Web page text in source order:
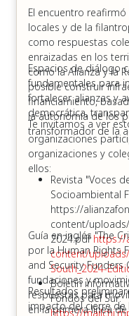
El encuentro
locales y de la
como respuestas
enraizadas en los
como la Alianza y la
posible construir
financiamiento,
la autonomía de los
transformador de la
Espacios de diálogo
fundamentales para
fortalecer alianzas y
democrática,
Te invitamos a ver
organizaciones
organizaciones y
ellos:
Revista "Voces
Socioambiental
https://
content/
2024.pdfhttps://alianzafondosdelsur.org/wp-
content/
South_2024-
Boletín
Fondos del Sur:
https://
Guía en inglés "The
por la Human Rights
and Security
fundaciones y
respuestas para
en la primera línea
Resultados
impacto del cierre de